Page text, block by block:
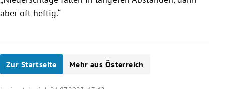
aber oft heftig.“
Zur Startseite Mehr aus Österreich